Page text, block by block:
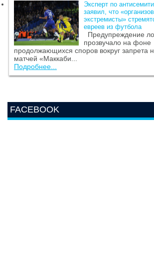
Эксперт по
заявил, что
экстремисты»
евреев из футбола
Предупреждение
прозвучало на фоне
продолжающихся споров вокруг запрета
матчей «Маккаби...
Подробнее...
FACEBOOK